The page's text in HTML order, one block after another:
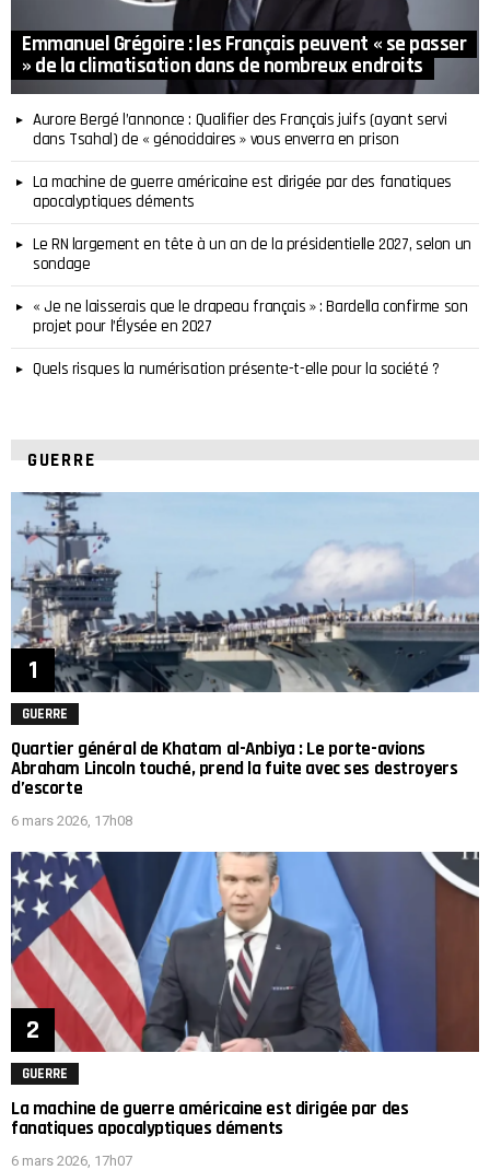
Emmanuel Grégoire : les Français peuvent « se passer
» de la climatisation dans de nombreux endroits
Aurore Bergé l’annonce : Qualifier des Français juifs (ayant servi
dans Tsahal) de « génocidaires » vous enverra en prison
La machine de guerre américaine est dirigée par des fanatiques
apocalyptiques déments
Le RN largement en tête à un an de la présidentielle 2027, selon un
sondage
« Je ne laisserais que le drapeau français » : Bardella confirme son
projet pour l’Élysée en 2027
Quels risques la numérisation présente-t-elle pour la société ?
GUERRE
GUERRE
Quartier général de Khatam al-Anbiya : Le porte-avions
Abraham Lincoln touché, prend la fuite avec ses destroyers
d’escorte
6 mars 2026, 17h08
GUERRE
La machine de guerre américaine est dirigée par des
fanatiques apocalyptiques déments
6 mars 2026, 17h07